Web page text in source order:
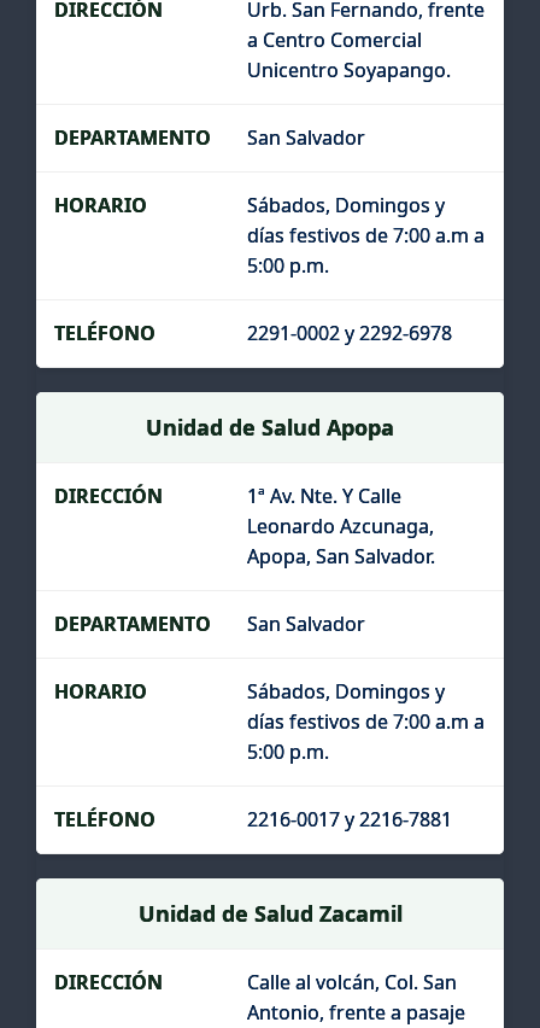
Urb. San Fernando, frente
a Centro Comercial
Unicentro Soyapango.
San Salvador
Sábados, Domingos y
días festivos de 7:00 a.m a
5:00 p.m.
2291-0002 y 2292-6978
Unidad de Salud Apopa
1ª Av. Nte. Y Calle
Leonardo Azcunaga,
Apopa, San Salvador.
San Salvador
Sábados, Domingos y
días festivos de 7:00 a.m a
5:00 p.m.
2216-0017 y 2216-7881
Unidad de Salud Zacamil
Calle al volcán, Col. San
Antonio, frente a pasaje